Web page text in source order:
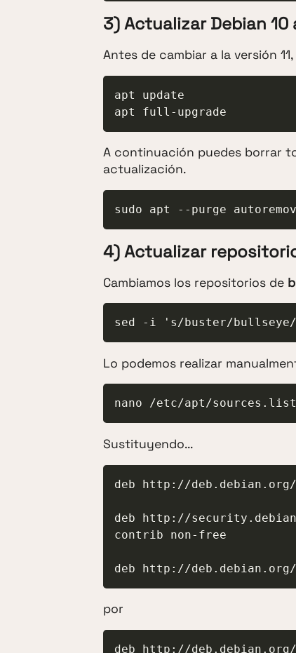
3) Actualizar Debian
Antes de cambiar a la versión
apt update
apt full-upgrade
A continuación puedes borrar
actualización.
sudo apt --purge
4) Actualizar
Cambiamos los repositorios de
sed -i 's/buster/
Lo podemos realizar
nano /etc/apt/sources.list
Sustituyendo...
deb http://
deb http://
contrib non-free
deb http://
por
deb http://